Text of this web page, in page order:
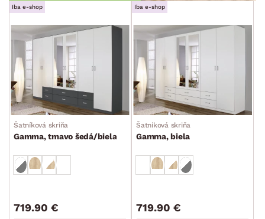
Iba e-shop
Šatníková skriňa
Gamma, tmavo šedá/biela
719.90 €
Iba e-shop
Šatníková skriňa
Gamma, biela
719.90 €